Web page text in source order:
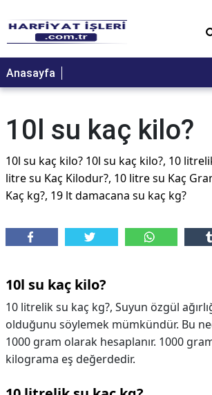
Anasayfa
10l su kaç kilo?
10l su kaç kilo? 10l su kaç kilo?, 10
litre su Kaç Kilodur?, 10 litre su Kaç
Kaç kg?, 19 lt damacana su kaç kg?
10l su kaç kilo?
10 litrelik su kaç kg?, Suyun özgül
olduğunu söylemek mümkündür. Bu
1000 gram olarak hesaplanır. 1000
kilograma eş değerdedir.